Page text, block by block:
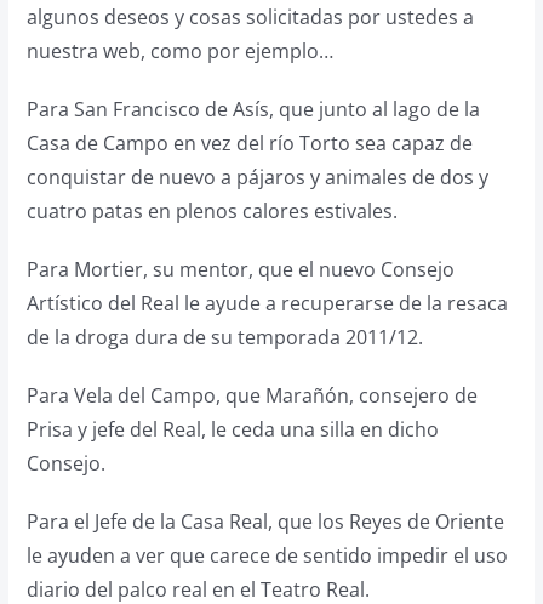
algunos deseos y cosas solicitadas por ustedes a
nuestra web, como por ejemplo…
Para San Francisco de Asís, que junto al lago de la
Casa de Campo en vez del río Torto sea capaz de
conquistar de nuevo a pájaros y animales de dos y
cuatro patas en plenos calores estivales.
Para Mortier, su mentor, que el nuevo Consejo
Artístico del Real le ayude a recuperarse de la resaca
de la droga dura de su temporada 2011/12.
Para Vela del Campo, que Marañón, consejero de
Prisa y jefe del Real, le ceda una silla en dicho
Consejo.
Para el Jefe de la Casa Real, que los Reyes de Oriente
le ayuden a ver que carece de sentido impedir el uso
diario del palco real en el Teatro Real.